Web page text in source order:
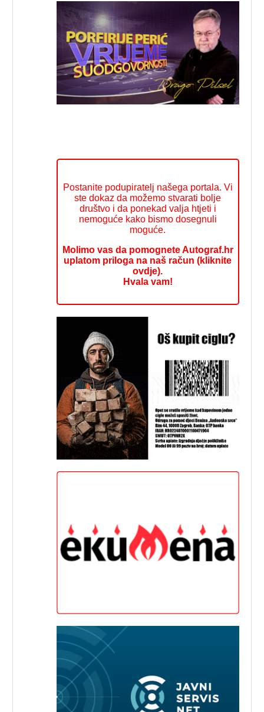
Postanite podupiratelj našega portala. Vi
ste dokaz da možemo stvarati bolje
društvo i da ponekad valja htjeti i
nemoguće kako bismo dosegnuli
moguće.
Molimo vas da pomognete Autograf.hr
uplatom priloga na naš račun (kliknite
ovdje).
Hvala vam!